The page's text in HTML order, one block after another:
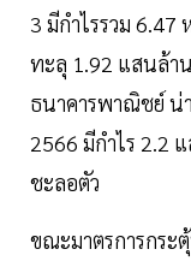
3 มีกำไรรวม
ทะลุ 1.92 แสนล้า
ธนาคารพาณิชย์ น่
2566 มีกำไร 2.2
ชะลอตัว
ขณะมาตรการกระ